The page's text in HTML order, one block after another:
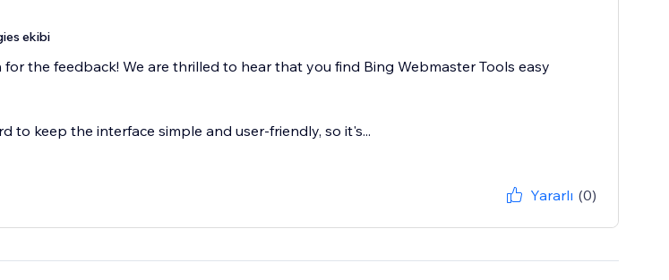
ekibi
for the feedback! We are thrilled to hear that you find Bing Webmaster Tools easy
to keep the interface simple and user-friendly, so it's...
Yararlı (0)